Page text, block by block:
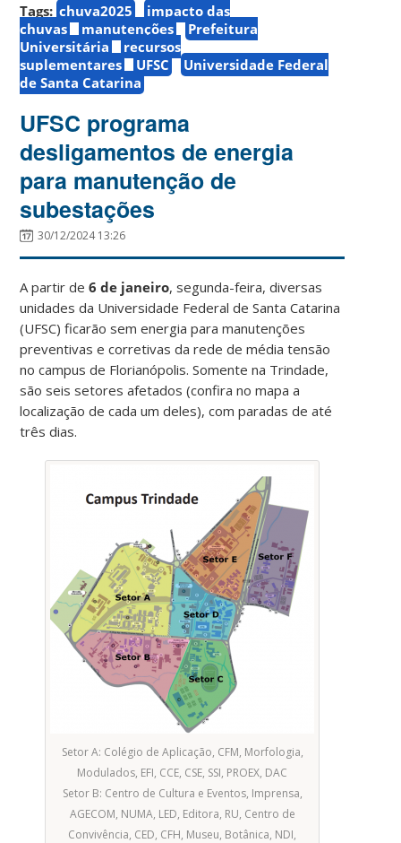
Tags: chuva2025
impacto das
chuvas
manutenções
Prefeitura
Universitária
recursos
suplementares
UFSC
Universidade Federal
de Santa Catarina
UFSC programa
desligamentos de energia
para manutenção de
subestações
30/12/2024 13:26
A partir de6 de janeiro, segunda-feira, diversas
unidades da Universidade Federal de Santa Catarina
(UFSC) ficarão sem energia para manutenções
preventivas e corretivas da rede de média tensão
no campus de Florianópolis. Somente na Trindade,
são seis setores afetados (confira no mapa a
localização de cada um deles), com paradas de até
três dias.
Setor A: Colégio de Aplicação, CFM, Morfologia,
Modulados, EFI, CCE, CSE, SSI, PROEX, DAC
Setor B: Centro de Cultura e Eventos, Imprensa,
AGECOM, NUMA, LED, Editora, RU, Centro de
Convivência, CED, CFH, Museu, Botânica, NDI,